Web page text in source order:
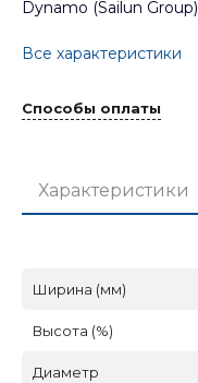
Dynamo (Sailun Group)
Все характеристики
Способы оплаты
Характеристики
Ширина (мм)
Высота (%)
Диаметр